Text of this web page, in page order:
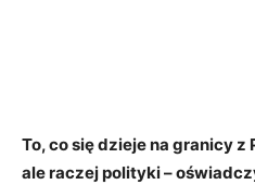
To, co się dzieje na granicy
ale raczej polityki –